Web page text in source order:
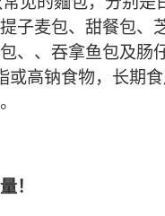
子麦包、甜餐包、
、、吞拿鱼包及肠
或高钠食物，长期
！